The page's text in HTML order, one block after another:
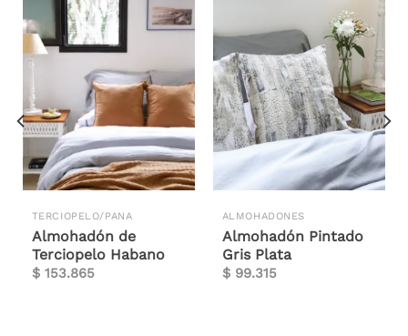
TERCIOPELO/PANA
Almohadón de
Terciopelo Habano
$153.865
ALMOHADONES
Almohadón Pintado
Gris Plata
$99.315